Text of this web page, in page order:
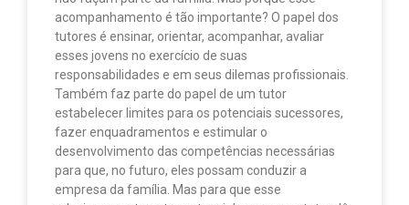
acompanhamento é tão importante? O papel dos
tutores é ensinar, orientar, acompanhar, avaliar
esses jovens no exercício de suas
responsabilidades e em seus dilemas profissionais.
Também faz parte do papel de um tutor
estabelecer limites para os potenciais sucessores,
fazer enquadramentos e estimular o
desenvolvimento das competências necessárias
para que, no futuro, eles possam conduzir a
empresa da família. Mas para que esse